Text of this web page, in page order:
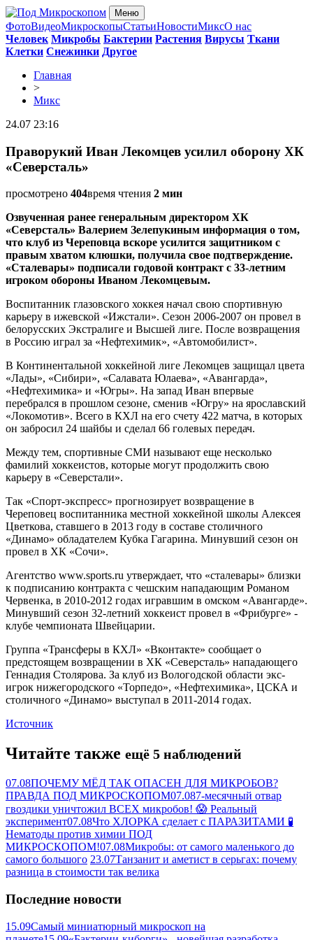
Меню
ФотоВидеоМикроскопыСтатьиНовостиМиксО нас
Человек Микробы Бактерии Растения Вирусы Ткани
Клетки Снежинки Другое
Главная
>
Микс
24.07 23:16
Праворукий Иван Лекомцев усилил оборону ХК
«Северсталь»
просмотрено 404время чтения 2 мин
Озвученная ранее генеральным директором ХК
«Северсталь» Валерием Зелепукиным информация о том,
что клуб из Череповца вскоре усилится защитником с
правым хватом клюшки, получила свое подтверждение.
«Сталевары» подписали годовой контракт с 33-летним
игроком обороны Иваном Лекомцевым.
Воспитанник глазовского хоккея начал свою спортивную
карьеру в ижевской «Ижстали». Сезон 2006-2007 он провел в
белорусских Экстралиге и Высшей лиге. После возвращения
в Россию играл за «Нефтехимик», «Автомобилист».
В Континентальной хоккейной лиге Лекомцев защищал цвета
«Лады», «Сибири», «Салавата Юлаева», «Авангарда»,
«Нефтехимика» и «Югры». На запад Иван впервые
перебрался в прошлом сезоне, сменив «Югру» на ярославский
«Локомотив». Всего в КХЛ на его счету 422 матча, в которых
он забросил 24 шайбы и сделал 66 голевых передач.
Между тем, спортивные СМИ называют еще несколько
фамилий хоккеистов, которые могут продолжить свою
карьеру в «Северстали».
Так «Спорт-экспресс» прогнозирует возвращение в
Череповец воспитанника местной хоккейной школы Алексея
Цветкова, ставшего в 2013 году в составе столичного
«Динамо» обладателем Кубка Гагарина. Минувший сезон он
провел в ХК «Сочи».
Агентство www.sports.ru утверждает, что «сталевары» близки
к подписанию контракта с чешским нападающим Романом
Червенка, в 2010-2012 годах игравшим в омском «Авангарде».
Минувший сезон 32-летний хоккеист провел в «Фрибурге» -
клубе чемпионата Швейцарии.
Группа «Трансферы в КХЛ» «Вконтакте» сообщает о
предстоящем возвращении в ХК «Северсталь» нападающего
Геннадия Столярова. За клуб из Вологодской области экс-
игрок нижегородского «Торпедо», «Нефтехимика», ЦСКА и
столичного «Динамо» выступал в 2011-2014 годах.
Источник
Читайте также ещё 5 наблюдений
07.08ПОЧЕМУ МЁД ТАК ОПАСЕН ДЛЯ МИКРОБОВ?
ПРАВДА ПОД МИКРОСКОПОМ07.087-месячный отвар
гвоздики уничтожил ВСЕХ микробов! 😱 Реальный
эксперимент07.08Что ХЛОРКА сделает с ПАРАЗИТАМИ 🧪
Нематоды против химии ПОД
МИКРОСКОПОМ!07.08Микробы: от самого маленького до
самого большого 23.07Танзанит и аметист в серьгах: почему
разница в стоимости так велика
Последние новости
15.09Самый миниатюрный микроскоп на